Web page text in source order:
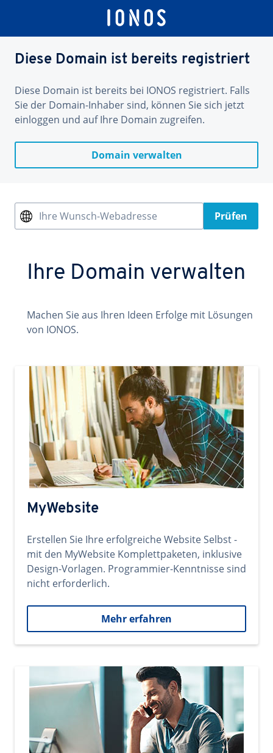
Diese Domain ist bereits registriert
Diese Domain ist bereits bei IONOS registriert. Falls
Sie der Domain-Inhaber sind, können Sie sich jetzt
einloggen und auf Ihre Domain zugreifen.
Domain verwalten
Ihre Wunsch-Webadresse Prüfen
Ihre Domain verwalten
Machen Sie aus Ihren Ideen Erfolge mit Lösungen
von IONOS.
MyWebsite
Erstellen Sie Ihre erfolgreiche Website Selbst -
mit den MyWebsite Komplettpaketen, inklusive
Design-Vorlagen. Programmier-Kenntnisse sind
nicht erforderlich.
Mehr erfahren